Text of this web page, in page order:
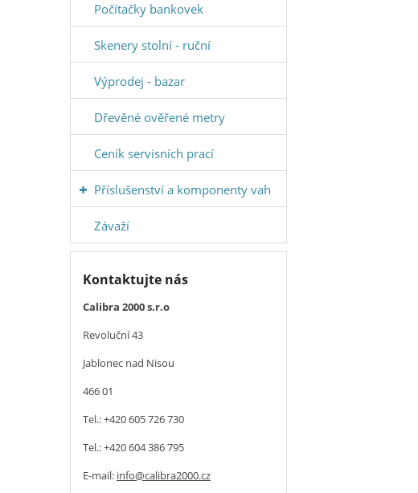
Počítačky bankovek
Skenery stolní - ruční
Výprodej - bazar
Dřevěné ověřené metry
Ceník servisních prací
Příslušenství a komponenty vah
Závaží
Kontaktujte nás
Calibra 2000 s.r.o
Revoluční 43
Jablonec nad Nisou
466 01
Tel.: +420 605 726 730
Tel.: +420 604 386 795
E-mail: info@calibra2000.cz